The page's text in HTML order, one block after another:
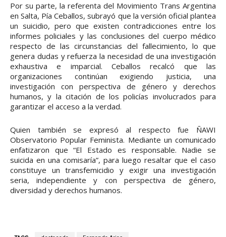
Por su parte, la referenta del Movimiento Trans Argentina
en Salta, Pía Ceballos, subrayó que la versión oficial plantea
un suicidio, pero que existen contradicciones entre los
informes policiales y las conclusiones del cuerpo médico
respecto de las circunstancias del fallecimiento, lo que
genera dudas y refuerza la necesidad de una investigación
exhaustiva e imparcial. Ceballos recalcó que las
organizaciones continúan exigiendo justicia, una
investigación con perspectiva de género y derechos
humanos, y la citación de los policías involucrados para
garantizar el acceso a la verdad.
Quien también se expresó al respecto fue ÑAWI
Observatorio Popular Feminista. Mediante un comunicado
enfatizaron que “El Estado es responsable. Nadie se
suicida en una comisaría”, para luego resaltar que el caso
constituye un transfemicidio y exigir una investigación
seria, independiente y con perspectiva de género,
diversidad y derechos humanos.